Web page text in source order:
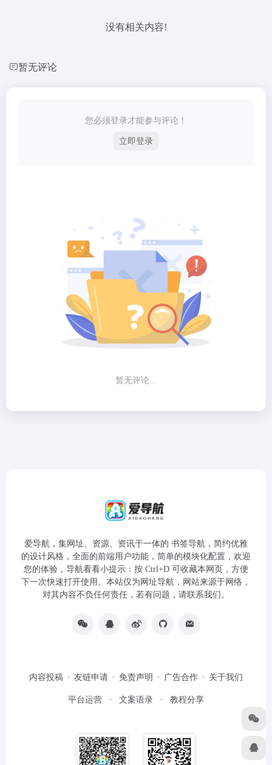
没有相关内容!
暂无评论
您必须登录才能参与评论！
立即登录
暂无评论...
爱导航，集网址、资源、资讯于一体的 书签导航，简约优雅
的设计风格，全面的前端用户功能，简单的模块化配置，欢迎
您的体验，导航看看小提示：按 Ctrl+D 可收藏本网页，方便
下一次快速打开使用。本站仅为网址导航，网站来源于网络，
对其内容不负任何责任，若有问题，请联系我们。
内容投稿 友链申请 免责声明 广告合作 关于我们
平台运营 文案语录 教程分享